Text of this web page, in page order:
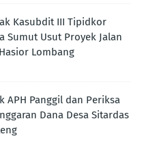
Kasubdit III Tipidkor
Sumut Usut Proyek Jalan
Lombang
APH Panggil dan Periksa
Dana Desa Sitardas